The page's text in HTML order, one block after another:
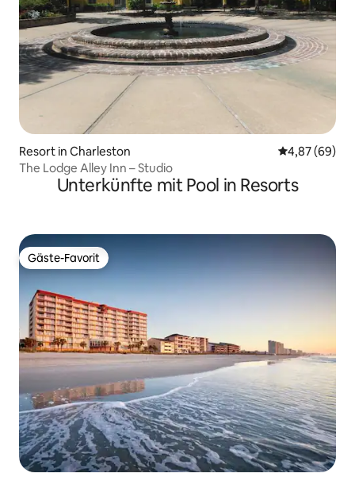
Resort in Charleston
4,87 (69)
The Lodge Alley Inn – Studio
Unterkünfte mit Pool in Resorts
Gäste-Favorit
Gäste-Favorit